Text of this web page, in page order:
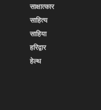
साक्षात्कार
साहित्य
साहिया
हरिद्वार
हेल्थ